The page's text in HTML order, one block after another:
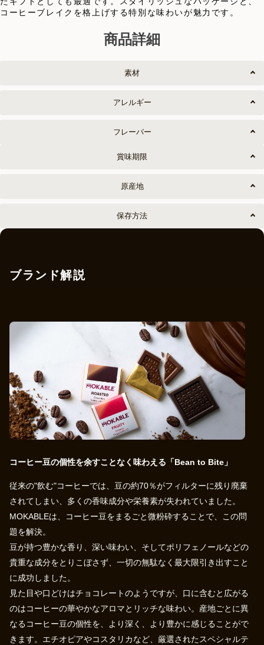
コーヒーブレイクを格上げする特別な味わいが魅力です。
商品詳細
素材
アレルギー
フレーバー
賞味期限
原産地
保存方法
ブランド解説
コーヒー豆の個性を余すことなく味わえる「Bean to Bite」
従来の"飲む"コーヒーでは、豆の約70％がフィルターに残り廃棄
されてしまい、多くの香味成分や栄養素が失われていました。
MOKABLEは、コーヒー豆をまるごと微粉砕することで、この問
題を解決。
豆が持つ豊かな香り、深い味わい、そしてポリフェノールなどの
貴重な成分をとりこぼさず、一切の無駄なく最大限引き出すこと
に成功しました。
見た目や口どけはチョコレートのようですが、口に含むと広がる
のはコーヒーの華やかなアロマとリッチな味わい。産地ごとに異
なるコーヒー豆の個性を、より深く、より豊かに感じることがで
きます。エチオピアやコスタリカなど、厳選されたスペシャルテ